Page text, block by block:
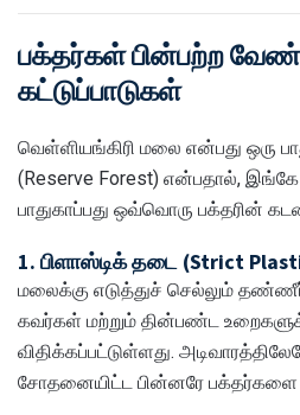
பக்தர்கள் பின்பற்ற
கட்டுப்பாடுகள்
வெள்ளியங்கிரி மலை என்பது ஒரு
(Reserve Forest) என்பதால், இங்கே
பாதுகாப்பது ஒவ்வொரு பக்தரின்
1. பிளாஸ்டிக் தடை (Strict
மலைக்கு எடுத்துச் செல்லும் தண்ணீர்
கவர்கள் மற்றும் தின்பண்ட
விதிக்கப்பட்டுள்ளது.
சோதனையிட்ட பின்னரே பக்தர்களை